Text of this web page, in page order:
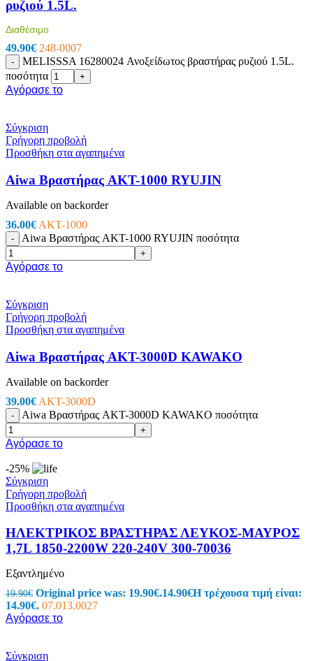
ρυζιού 1.5L.
Διαθέσιμο
49.90€ 248-0007
-
MELISSSA 16280024 Ανοξείδωτος βραστήρας ρυζιού 1.5L.
ποσότητα
+
Αγόρασε το
Σύγκριση
Γρήγορη προβολή
Προσθήκη στα αγαπημένα
Aiwa Βραστήρας AKT-1000 RYUJIN
Available on backorder
36.00€ AKT-1000
- Aiwa Βραστήρας AKT-1000 RYUJIN ποσότητα
+
Αγόρασε το
Σύγκριση
Γρήγορη προβολή
Προσθήκη στα αγαπημένα
Aiwa Βραστήρας AKT-3000D KAWAKO
Available on backorder
39.00€ AKT-3000D
- Aiwa Βραστήρας AKT-3000D KAWAKO ποσότητα
+
Αγόρασε το
-25%
Σύγκριση
Γρήγορη προβολή
Προσθήκη στα αγαπημένα
ΗΛΕΚΤΡΙΚΟΣ ΒΡΑΣΤΗΡΑΣ ΛΕΥΚΟΣ-ΜΑΥΡΟΣ
1,7L 1850-2200W 220-240V 300-70036
Εξαντλημένο
19.90€ Original price was: 19.90€.14.90€Η τρέχουσα τιμή είναι:
14.90€. 07.013.0027
Αγόρασε το
Σύγκριση